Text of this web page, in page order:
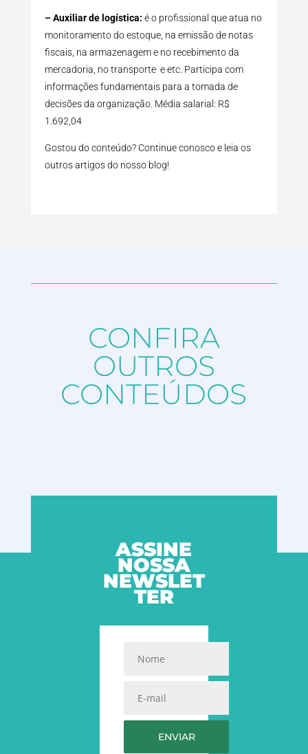
– Auxiliar de logística: é o profissional que atua no
monitoramento do estoque, na emissão de notas
fiscais, na armazenagem e no recebimento da
mercadoria, no transporte e etc. Participa com
informações fundamentais para a tomada de
decisões da organização. Média salarial: R$
1.692,04
Gostou do conteúdo? Continue conosco e leia os
outros artigos do nosso blog!
CONFIRA
OUTROS
CONTEÚDOS
ASSINE
NOSSA
NEWSLET
TER